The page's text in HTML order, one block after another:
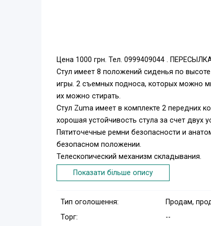
Цена 1000 грн. Тел. 0999409044 .
Стул имеет 8 положений сиденья по
игры. 2 съемных подноса, которых можно
их можно стирать.
Стул Zuma имеет в комплекте 2 передних
хорошая устойчивость стула за счет двух
Пятиточечные ремни безопасности и
безопасном положении.
Телескопический механизм складывания.
Два передних колеса и два устойчивых
Сиденье стёганое (подушка-редуктор),
Размеры стула для кормления Inglesina
• Размеры: 61 * 101, 5 * 55 * 80 см.
Показати більше опису
Тип оголошення:
Продам,
Торг:
--